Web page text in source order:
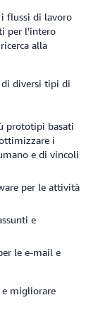
flussi di lavoro
per l'intero
alla
di diversi tipi di
prototipi basati
i
e di vincoli
per le attività
e
le e-mail e
e migliorare